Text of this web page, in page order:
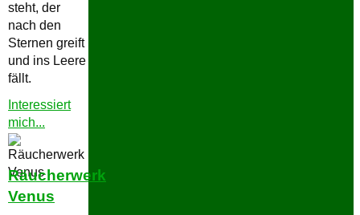
steht, der
nach den
Sternen greift
und ins Leere
fällt.
Interessiert
mich...
Räucherwerk
Venus